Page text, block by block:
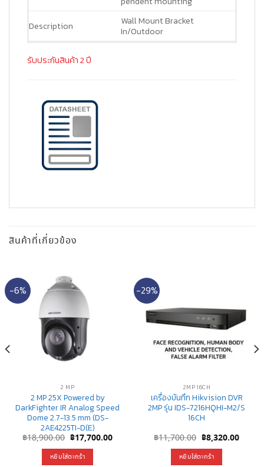
Description
Wall Mount Bracket
In/Outdoor
รับประกันสินค้า 2 ปี
สินค้าที่เกี่ยวข้อง
-6%
2 MP
2 MP 25X Powered by
DarkFighter IR Analog Speed
Dome 2.7-13.5 mm (DS-
2AE4225TI-D(E)
฿18,900.00 Original
price
was:
฿18,900.00.
฿17,700.00Current
หยิบใส่ตะกร้า
-29%
2MP 16CH
เครื่องบันทึก Hikvision DVR
2MP รุ่น IDS-7216HQHI-M2/S
16CH
฿11,700.00 Original
price
was:
฿11,700.00.
฿8,320.00
หยิบใส่ตะกร้า